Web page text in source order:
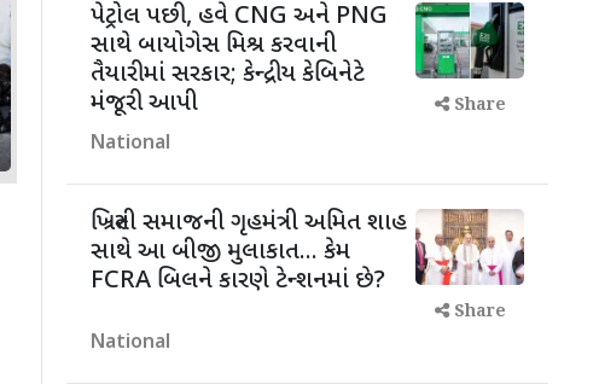
પેટ્રોલ પછી, હવે CNG અને PNG
સાથે બાયોગેસ મિશ્ર કરવાની
તૈયારીમાં સરકાર; કેન્દ્રીય કેબિનેટે
મંજૂરી આપી
National
Share
ખ્રિસ્તી સમાજની ગૃહમંત્રી અમિત શાહ
સાથે આ બીજી મુલાકાત... કેમ
FCRA બિલને કારણે ટેન્શનમાં છે?
National
Share